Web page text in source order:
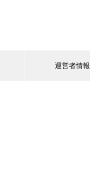
運営者情報